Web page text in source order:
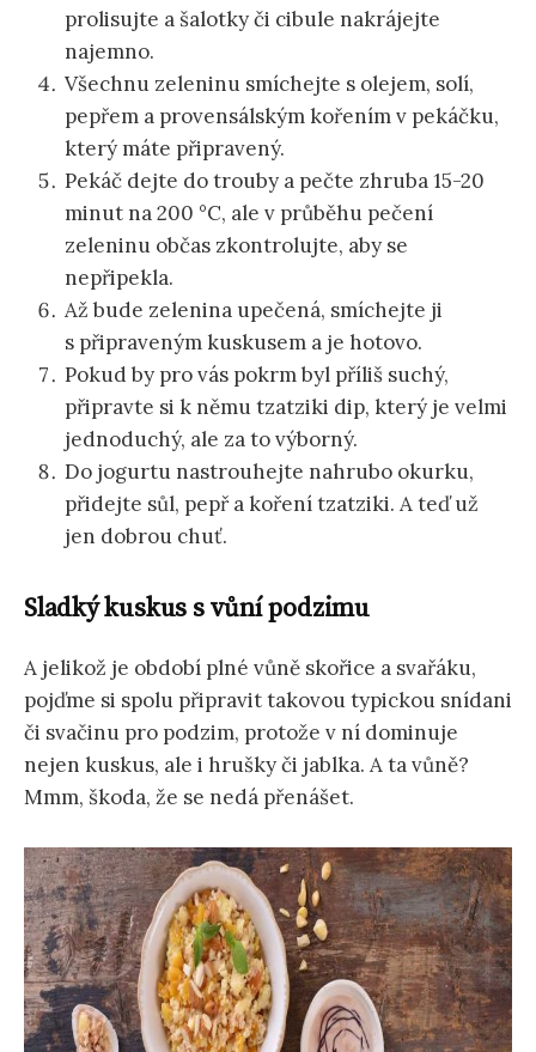
prolisujte a šalotky či cibule nakrájejte
najemno.
Všechnu zeleninu smíchejte s olejem, solí,
pepřem a provensálským kořením v pekáčku,
který máte připravený.
Pekáč dejte do trouby a pečte zhruba 15-20
minut na 200 °C, ale v průběhu pečení
zeleninu občas zkontrolujte, aby se
nepřipekla.
Až bude zelenina upečená, smíchejte ji
s připraveným kuskusem a je hotovo.
Pokud by pro vás pokrm byl příliš suchý,
připravte si k němu tzatziki dip, který je velmi
jednoduchý, ale za to výborný.
Do jogurtu nastrouhejte nahrubo okurku,
přidejte sůl, pepř a koření tzatziki. A teď už
jen dobrou chuť.
Sladký kuskus s vůní podzimu
A jelikož je období plné vůně skořice a svařáku,
pojďme si spolu připravit takovou typickou snídani
či svačinu pro podzim, protože v ní dominuje
nejen kuskus, ale i hrušky či jablka. A ta vůně?
Mmm, škoda, že se nedá přenášet.